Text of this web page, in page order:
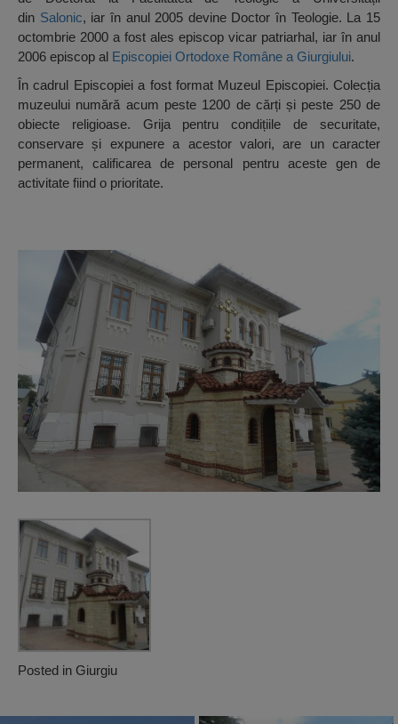
din Salonic, iar în anul 2005 devine Doctor în Teologie. La 15
octombrie 2000 a fost ales episcop vicar patriarhal, iar în anul
2006 episcop al Episcopiei Ortodoxe Române a Giurgiului.
În cadrul Episcopiei a fost format Muzeul Episcopiei. Colecția
muzeului numără acum peste 1200 de cărți și peste 250 de
obiecte religioase. Grija pentru condițiile de securitate,
conservare și expunere a acestor valori, are un caracter
permanent, calificarea de personal pentru aceste gen de
activitate fiind o prioritate.
Posted in Giurgiu